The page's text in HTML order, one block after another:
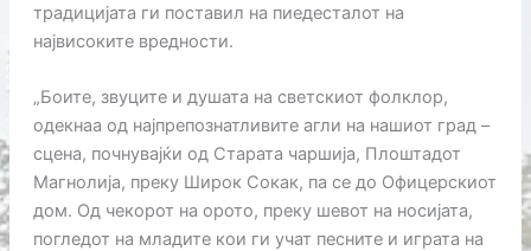
традицијата ги поставил на пиедесталот на
највисоките вредности.
„Боите, звуците и душата на светскиот фолклор,
одекнаа од најпрепознатливите агли на нашиот град –
сцена, почнувајќи од Старата чаршија, Плоштадот
Магнолија, преку Широк Сокак, па се до Офицерскиот
дом. Од чекорот на орото, преку шевот на носијата,
погледот на младите кои ги учат песните и играта на